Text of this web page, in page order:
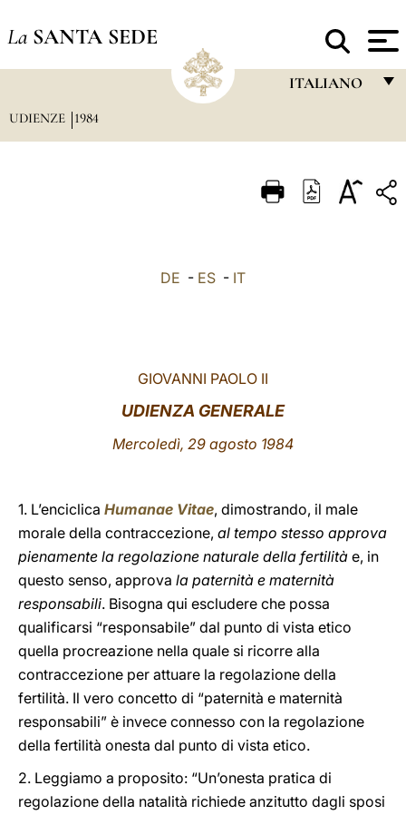
La SANTA SEDE
ITALIANO
ITALIANO
LATINE
UDIENZE 1984
DE - ES - IT
GIOVANNI PAOLO II
UDIENZA GENERALE
Mercoledì, 29 agosto 1984
1. L’enciclica Humanae Vitae, dimostrando, il male
morale della contraccezione, al tempo stesso approva
pienamente la regolazione naturale della fertilità e, in
questo senso, approva la paternità e maternità
responsabili. Bisogna qui escludere che possa
qualificarsi “responsabile” dal punto di vista etico
quella procreazione nella quale si ricorre alla
contraccezione per attuare la regolazione della
fertilità. Il vero concetto di “paternità e maternità
responsabili” è invece connesso con la regolazione
della fertilità onesta dal punto di vista etico.
2. Leggiamo a proposito: “Un’onesta pratica di
regolazione della natalità richiede anzitutto dagli sposi